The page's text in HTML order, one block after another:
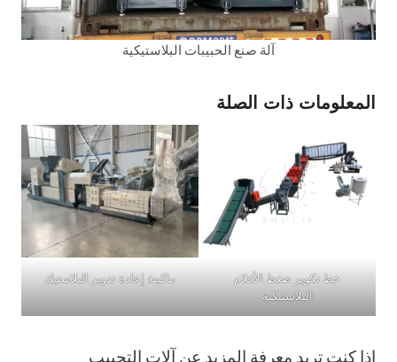
آلة صنع الحبيبات البلاستيكية
المعلومات ذات الصلة
خط تكوير ضغط الأفلام
البلاستيكية
ماكينة إعادة تدوير البلاستيك
إذا كنت تريد معرفة المزيد عن آلات التحبيب